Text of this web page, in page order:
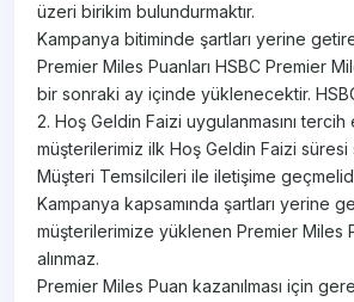
üzeri birikim bulundurmaktır.
Kampanya bitiminde şartları yerine
Premier Miles Puanları HSBC Premier
bir sonraki ay içinde yüklenecektir.
2. Hoş Geldin Faizi uygulanmasını tercih
müşterilerimiz ilk Hoş Geldin Faizi
Müşteri Temsilcileri ile iletişime
Kampanya kapsamında şartları yerine
müşterilerimize yüklenen Premier Miles
alınmaz.
Premier Miles Puan kazanılması için